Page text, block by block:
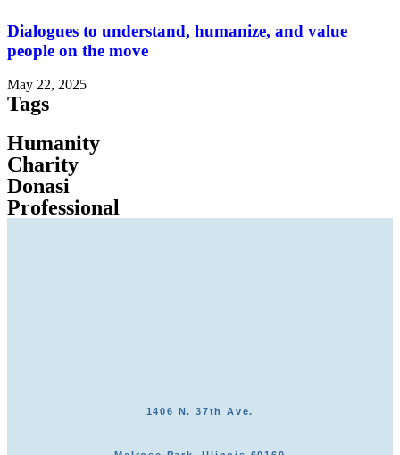
Dialogues to understand, humanize, and value
people on the move
May 22, 2025
Tags
Humanity
Charity
Donasi
Professional
1406 N. 37th Ave.